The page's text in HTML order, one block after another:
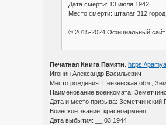
Дата смерти: 13 июля 1942
Место смерти: шталаг 312
© 2015-2024 Официальный сайт
Печатная Книга Памяти .https://
Игонин Александр Васильевич
Место рождения: Пензенская обл.,
Наименование военкомата:
Дата и место призыва: Земетчинский
Воинское звание: красноармеец
Дата выбытия: __.03.1944